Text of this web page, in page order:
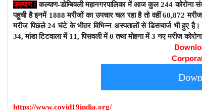
कल्याण। कल्याण-डोम्बिवलीमहानगरपालिकामें आज कुल 244 कोरोना
पहुची है इनमें 1888 मरीजों का उपचार चल रहा है तो वहीं 60,872
मरीज पिछले 24 घंटे के भीतर विभिन्न अस्पतालों से डिसचार्ज भी हुए है।
34, मांडा टिटवाला में 11, पिसवली में 0 तथा मोहना में 3 नए मरीज
https://www.covid19india.org/